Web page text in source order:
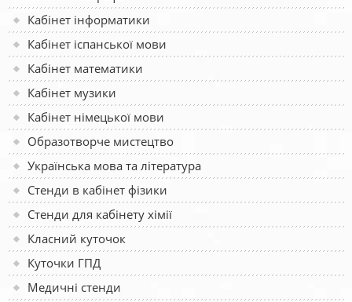
Кабінет інформатики
Кабінет іспанської мови
Кабінет математики
Кабінет музики
Кабінет німецької мови
Образотворче мистецтво
Українська мова та література
Стенди в кабінет фізики
Стенди для кабінету хімії
Класний куточок
Куточки ГПД
Медичні стенди